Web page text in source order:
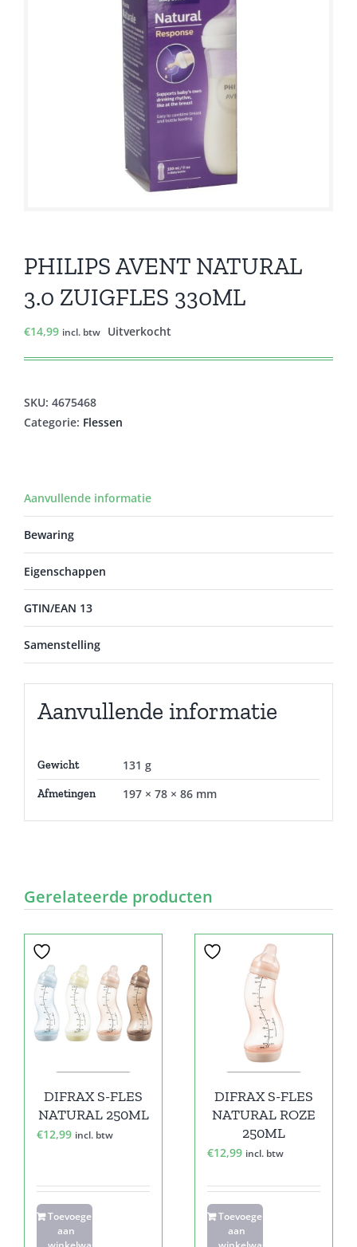
PHILIPS AVENT NATURAL
3.0 ZUIGFLES 330ML
€14,99 incl. btw Uitverkocht
SKU: 4675468
Categorie: Flessen
Aanvullende informatie
Bewaring
Eigenschappen
GTIN/EAN 13
Samenstelling
Aanvullende informatie
Gewicht 131 g
Afmetingen 197 × 78 × 86 mm
Gerelateerde producten
DIFRAX S-FLES
NATURAL 250ML
€12,99 incl. btw
Toevoegen
aan
DIFRAX S-FLES
NATURAL ROZE
250ML
€12,99 incl. btw
Toevoegen
aan